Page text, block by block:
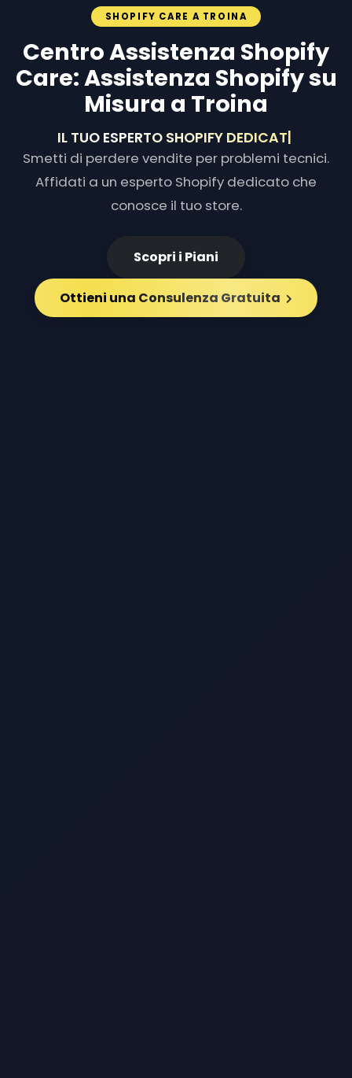
SHOPIFY CARE A TROINA
Centro Assistenza Shopify
Care: Assistenza Shopify su
Misura a Troina
IL TUO ESPERTO SHOPIFY DEDI|
Smetti di perdere vendite per problemi tecnici.
Affidati a un esperto Shopify dedicato che
conosce il tuo store.
Scopri i Piani
Ottieni una Consulenza Gratuita